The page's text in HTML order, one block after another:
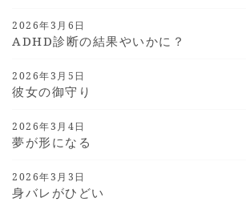
2026年3月6日
ADHD診断の結果やいかに？
2026年3月5日
彼女の御守り
2026年3月4日
夢が形になる
2026年3月3日
身バレがひどい